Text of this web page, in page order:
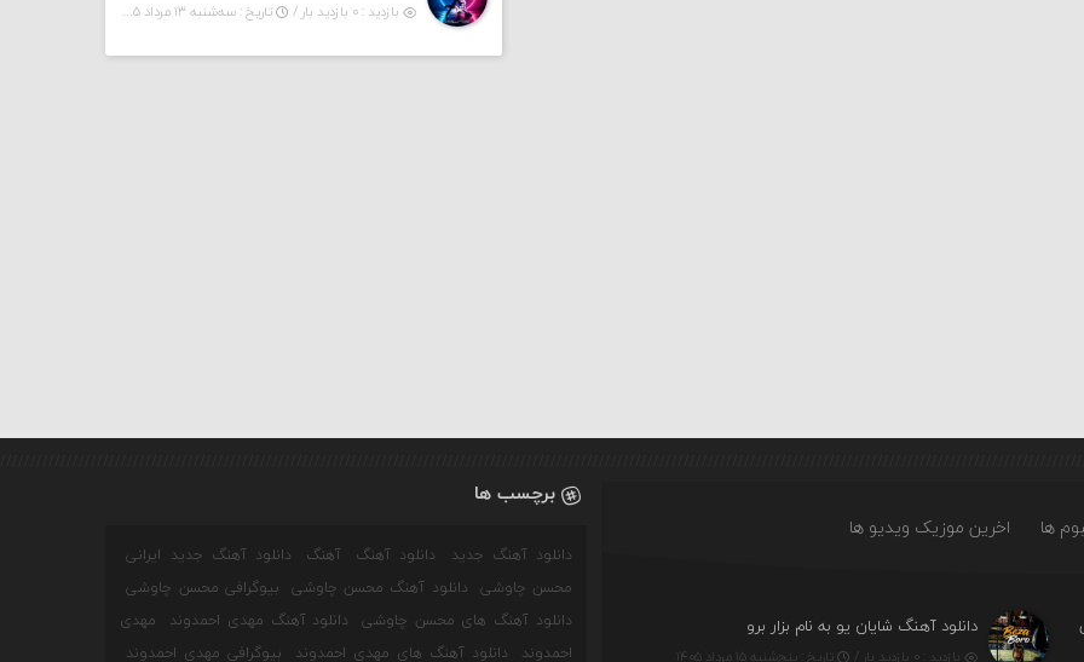
بازدید : ۰ بازدید بار / تاریخ : سه‌شنبه ۱۳ مرداد ۱۴۰۵
ها اخرین موزیک ویدیو ها
دانلود آهنگ شایان یو به نام بزار برو
بازدید : ۰ بازدید بار / تاریخ : پنج‌شنبه ۱۵ مرداد ۱۴۰۵
برچسب ها
دانلود آهنگ جدید دانلود آهنگ آهنگ
دانلود آهنگ جدید ایرانی
محسن چاوشی
دانلود آهنگ محسن چاوشی
بیوگرافی محسن چاوشی
دانلود آهنگ های محسن چاوشی
دانلود آهنگ مهدی احمدوند
مهدی
احمدوند
دانلود آهنگ های مهدی احمدوند بیوگرافی مهدی احمدوند